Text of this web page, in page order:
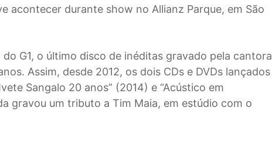
acontecer durante show no Allianz Parque, em São
G1, o último disco de inéditas gravado pela cantora
Assim, desde 2012, os dois CDs e DVDs lançados
Sangalo 20 anos” (2014) e “Acústico em
gravou um tributo a Tim Maia, em estúdio com o